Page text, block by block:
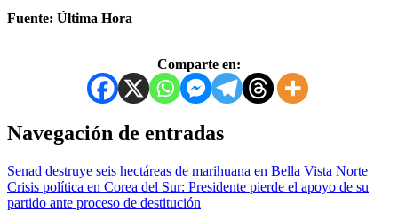
Fuente: Última Hora
Comparte en:
Navegación de entradas
Senad destruye seis hectáreas de marihuana en Bella Vista Norte
Crisis política en Corea del Sur: Presidente pierde el apoyo de su
partido ante proceso de destitución